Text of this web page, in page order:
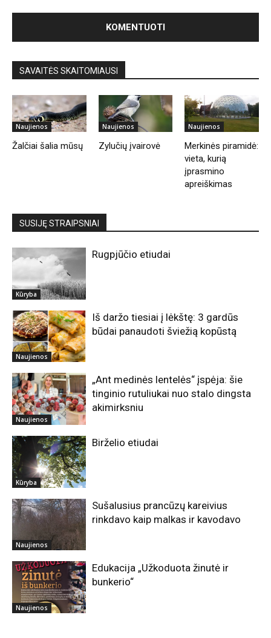
SAVAITĖS SKAITOMIAUSI
Naujienos
Žalčiai šalia mūsų
Naujienos
Zylučių įvairovė
Naujienos
Merkinės piramidė:
vieta, kurią
įprasmino
apreiškimas
SUSIJĘ STRAIPSNIAI
Kūryba
Rugpjūčio etiudai
Naujienos
Iš daržo tiesiai į lėkštę: 3 gardūs
būdai panaudoti šviežią kopūstą
Naujienos
„Ant medinės lentelės“ įspėja: šie
tinginio rutuliukai nuo stalo dingsta
akimirksniu
Kūryba
Birželio etiudai
Naujienos
Sušalusius prancūzų kareivius
rinkdavo kaip malkas ir kavodavo
Naujienos
Edukacija „Užkoduota žinutė ir
bunkerio“